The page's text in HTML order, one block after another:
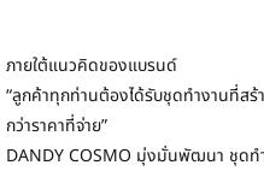
ภายใต้แนวคิดของแบรนด์
“ลูกค้าทุกท่านต้องได้รับชุดทำงานที่สร้
กว่าราคาที่จ่าย”
DANDY COSMO มุ่งมั่นพัฒนา ชุดท